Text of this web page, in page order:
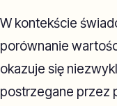
W kontekście
porównanie
okazuje się
postrzegane przez